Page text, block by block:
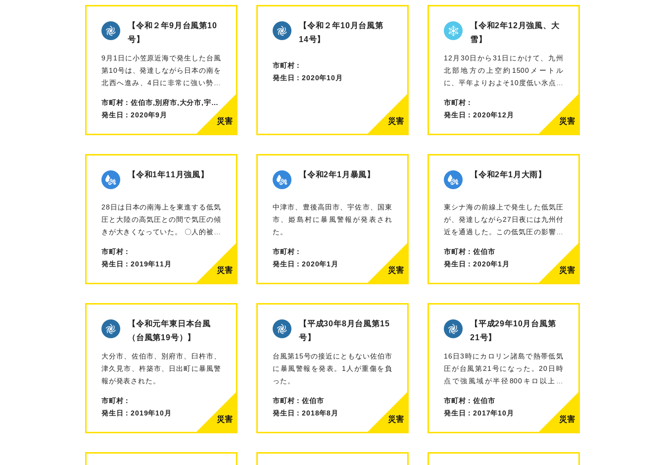
【令和２年9月台風第10
号】
9月1日に小笠原近海で発生した台風
第10号は、発達しながら日本の南を
北西へ進み、4日に非常に強い勢力
市町村：佐伯市,別府市,大分市,宇佐市,杵築市,由布市,豊後大野市
発生日：2020年9月
【令和２年10月台風第
14号】
市町村：
発生日：2020年10月
【令和2年12月強風、大
雪】
12月30日から31日にかけて、九州
北部地方の上空約1500メートル
に、平年よりおよそ10度低い氷点下
市町村：
発生日：2020年12月
【令和1年11月強風】
28日は日本の南海上を東進する低気
圧と大陸の高気圧との間で気圧の傾
きが大きくなっていた。 〇人的被…
市町村：
発生日：2019年11月
【令和2年1月暴風】
中津市、豊後高田市、宇佐市、国東
市、姫島村に暴風警報が発表され
た。
市町村：
発生日：2020年1月
【令和2年1月大雨】
東シナ海の前線上で発生した低気圧
が、発達しながら27日夜には九州付
近を通過した。この低気圧の影響で
市町村：佐伯市
発生日：2020年1月
【令和元年東日本台風
（台風第19号）】
大分市、佐伯市、別府市、臼杵市、
津久見市、杵築市、日出町に暴風警
報が発表された。
市町村：
発生日：2019年10月
【平成30年8月台風第15
号】
台風第15号の接近にともない佐伯市
に暴風警報を発表。1人が重傷を負
った。
市町村：佐伯市
発生日：2018年8月
【平成29年10月台風第
21号】
16日3時にカロリン諸島で熱帯低気
圧が台風第21号になった。20日時
点で強風域が半径800キロ以上の
市町村：佐伯市
発生日：2017年10月